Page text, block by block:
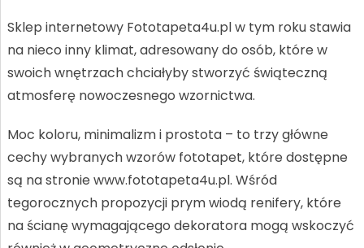
Sklep internetowy Fototapeta4u.pl w tym roku stawia
na nieco inny klimat, adresowany do osób, które w
swoich wnętrzach chciałyby stworzyć świąteczną
atmosferę nowoczesnego wzornictwa.
Moc koloru, minimalizm i prostota – to trzy główne
cechy wybranych wzorów fototapet, które dostępne
są na stronie www.fototapeta4u.pl. Wśród
tegorocznych propozycji prym wiodą renifery, które
na ścianę wymagającego dekoratora mogą wskoczyć